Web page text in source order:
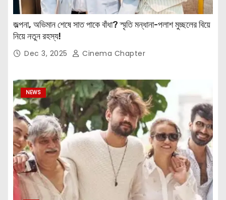
জল্পনা, অভিমান শেষে সাত পাকে বাঁধা? স্মৃতি মন্ধানা-পলাশ মুচ্ছলের বিয়ে
নিয়ে নতুন রহস্য!
Dec 3, 2025 Cinema Chapter
NEWS